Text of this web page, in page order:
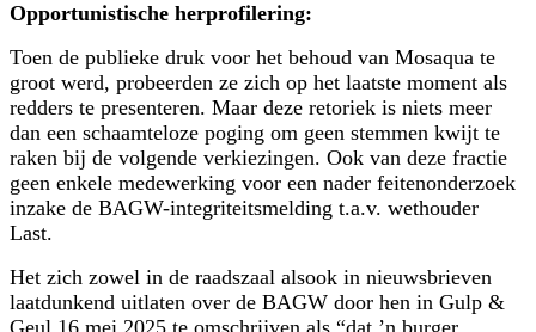
Opportunistische herprofilering:
Toen de publieke druk voor het behoud van Mosaqua te
groot werd, probeerden ze zich op het laatste moment als
redders te presenteren. Maar deze retoriek is niets meer
dan een schaamteloze poging om geen stemmen kwijt te
raken bij de volgende verkiezingen. Ook van deze fractie
geen enkele medewerking voor een nader feitenonderzoek
inzake de BAGW-integriteitsmelding t.a.v. wethouder
Last.
Het zich zowel in de raadszaal alsook in nieuwsbrieven
laatdunkend uitlaten over de BAGW door hen in Gulp &
Geul 16 mei 2025 te omschrijven als “dat ’n burger